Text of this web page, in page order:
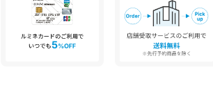
※商品画像は、光の当たり具合やパソコンな
味と異なって見える場合がございます。あら
※商品の色味の目安は、商品単体の画像をご